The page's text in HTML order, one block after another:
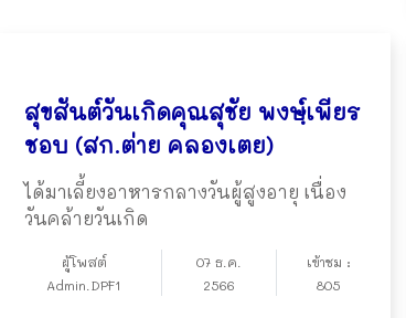
สุขสันต์วันเกิดคุณสุชัย พงษฺ์เพียร
ชอบ (สก.ต่าย คลองเตย)
ได้มาเลี้ยงอาหารกลางวันผู้สูงอายุ เนื่อง
วันคล้ายวันเกิด
ผู้โพสต์
Admin.DPF1
07 ธ.ค.
2566
เข้าชม :
805